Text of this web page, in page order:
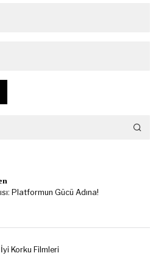
Platformun Gücü Adına!
İyi Korku Filmleri